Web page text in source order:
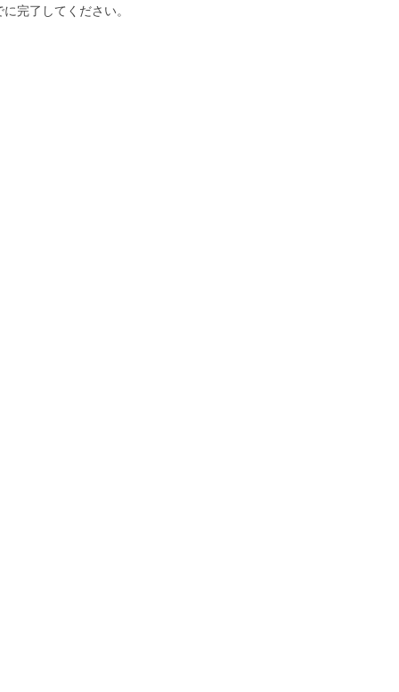
完了してください。